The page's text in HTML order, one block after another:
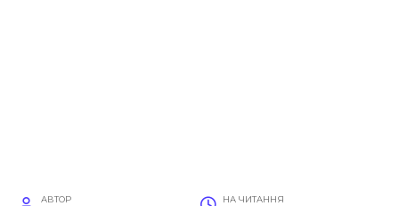
АВТОР НА ЧИТАННЯ